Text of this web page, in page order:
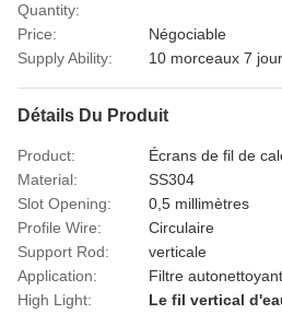
Quantity:
Price:
Négociable
Supply Ability:
10 morceaux 7
Détails Du Produit
Product:
Écrans de fil de
Material:
SS304
Slot Opening:
0,5 millimètres
Profile Wire:
Circulaire
Support Rod:
verticale
Application:
Filtre autonettoyant
High Light:
Le fil vertical